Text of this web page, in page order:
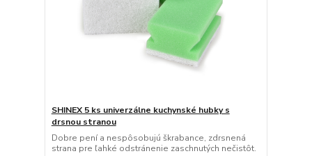
SHINEX 5 ks univerzálne kuchynské hubky s
drsnou stranou
Dobre pení a nespôsobujú škrabance, zdrsnená
strana pre ľahké odstránenie zaschnutých nečistôt.